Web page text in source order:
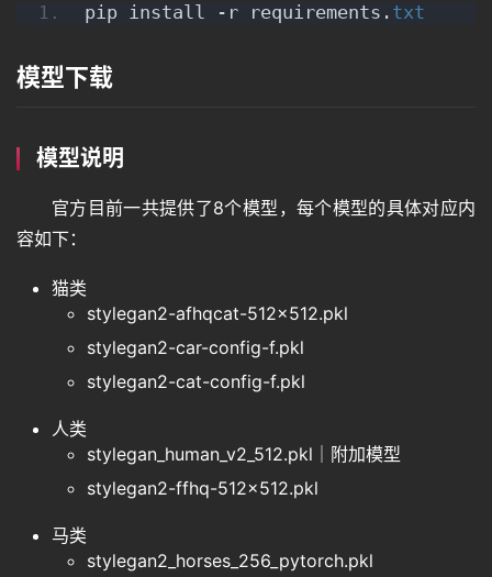
pip install -r requirements. txt
模型下载
模型说明
官方目前一共提供了8个模型，每个模型的具体对应内
容如下：
猫类
stylegan2-afhqcat-512×512.pkl
stylegan2-car-config-f.pkl
stylegan2-cat-config-f.pkl
人类
stylegan_human_v2_512.pkl｜附加模型
stylegan2-ffhq-512×512.pkl
马类
stylegan2_horses_256_pytorch.pkl